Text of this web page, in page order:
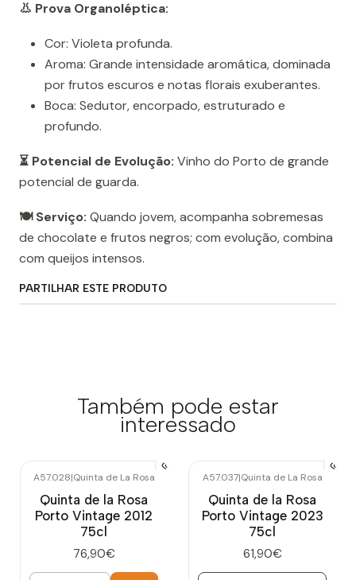
👃 Prova Organoléptica:
Cor: Violeta profunda.
Aroma: Grande intensidade aromática, dominada
por frutos escuros e notas florais exuberantes.
Boca: Sedutor, encorpado, estruturado e
profundo.
⏳ Potencial de Evolução: Vinho do Porto de grande
potencial de guarda.
🍽️ Serviço: Quando jovem, acompanha sobremesas
de chocolate e frutos negros; com evolução, combina
com queijos intensos.
PARTILHAR ESTE PRODUTO
Também pode estar
interessado
A57.028|Quinta de La Rosa
Quinta de la Rosa
Porto Vintage 2012
75cl
76,90€
A57.037|Quinta de La Rosa
Quinta de la Rosa
Porto Vintage 2023
75cl
61,90€